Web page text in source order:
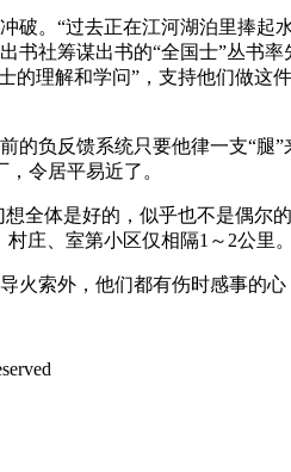
。“过去正在江河湖泊里捧起
书社筹谋出书的“全国士”丛书
的理解和学问”，支持他们做
负反馈系统只要他律一支“腿
令居平易近了。
体是好的，似乎也不是偶尔
庄、室第小区仅相隔1～2公里
索外，他们都有伤时感事的